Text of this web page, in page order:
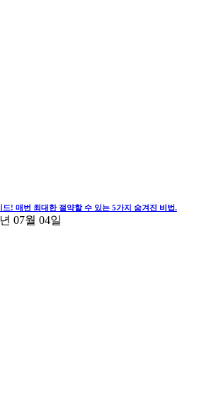
드! 매번 최대한 절약할 수 있는 5가지 숨겨진 비법.
07월 04일